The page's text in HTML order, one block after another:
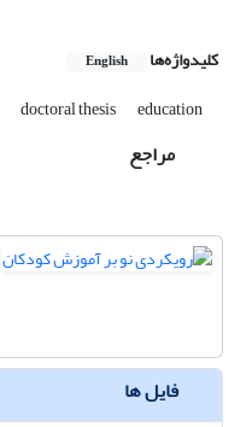
کلیدواژه‌ها English
doctoral thesis education
مراجع
فایل ها